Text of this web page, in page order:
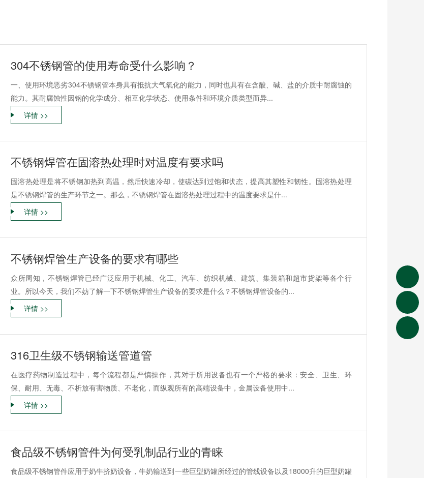
304不锈钢管的使用寿命受什么影响？
一、使用环境恶劣304不锈钢管本身具有抵抗大气氧化的能力，同时也具有在含酸、碱、盐的介质中耐腐蚀的
能力。其耐腐蚀性因钢的化学成分、相互化学状态、使用条件和环境介质类型而异...
详情 >>
不锈钢焊管在固溶热处理时对温度有要求吗
固溶热处理是将不锈钢加热到高温，然后快速冷却，使碳达到过饱和状态，提高其塑性和韧性。固溶热处理
是不锈钢焊管的生产环节之一。那么，不锈钢焊管在固溶热处理过程中的温度要求是什...
详情 >>
不锈钢焊管生产设备的要求有哪些
众所周知，不锈钢焊管已经广泛应用于机械、化工、汽车、纺织机械、建筑、集装箱和超市货架等各个行
业。所以今天，我们不妨了解一下不锈钢焊管生产设备的要求是什么？不锈钢焊管设备的...
详情 >>
316卫生级不锈钢输送管道管
在医疗药物制造过程中，每个流程都是严慎操作，其对于所用设备也有一个严格的要求：安全、卫生、环
保、耐用、无毒、不析放有害物质、不老化，而纵观所有的高端设备中，金属设备使用中...
详情 >>
食品级不锈钢管件为何受乳制品行业的青睐
食品级不锈钢管件应用于奶牛挤奶设备，牛奶输送到一些巨型奶罐所经过的管线设备以及18000升的巨型奶罐